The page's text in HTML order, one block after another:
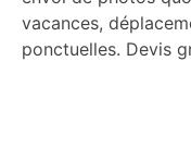
vacances,
ponctuelles. Devis